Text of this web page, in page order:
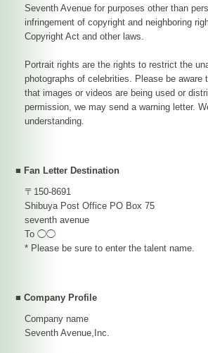
Seventh Avenue for purposes other than
infringement of copyright and neighboring
Copyright Act and other laws.
Portrait rights are the rights to restrict the
photographs of celebrities. Please be aware
that images or videos are being used or
permission, we may send a warning letter.
understanding.
■ Fan Letter Destination
〒150-8691
Shibuya Post Office PO Box 75
seventh avenue
To ◯◯
* Please be sure to enter the talent name.
■ Company Profile
Company name
Seventh Avenue,Inc.